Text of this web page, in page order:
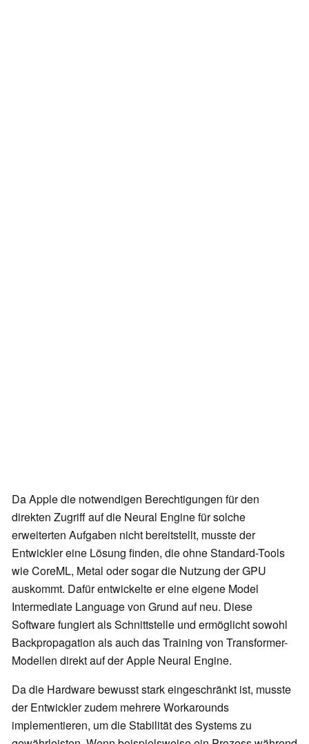
Da Apple die notwendigen Berechtigungen für den
direkten Zugriff auf die Neural Engine für solche
erweiterten Aufgaben nicht bereitstellt, musste der
Entwickler eine Lösung finden, die ohne Standard-Tools
wie CoreML, Metal oder sogar die Nutzung der GPU
auskommt. Dafür entwickelte er eine eigene Model
Intermediate Language von Grund auf neu. Diese
Software fungiert als Schnittstelle und ermöglicht sowohl
Backpropagation als auch das Training von Transformer-
Modellen direkt auf der Apple Neural Engine.
Da die Hardware bewusst stark eingeschränkt ist, musste
der Entwickler zudem mehrere Workarounds
implementieren, um die Stabilität des Systems zu